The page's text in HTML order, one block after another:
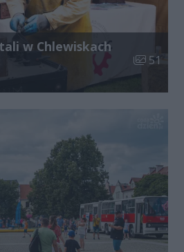
w Chlewiskach
Liczba
51